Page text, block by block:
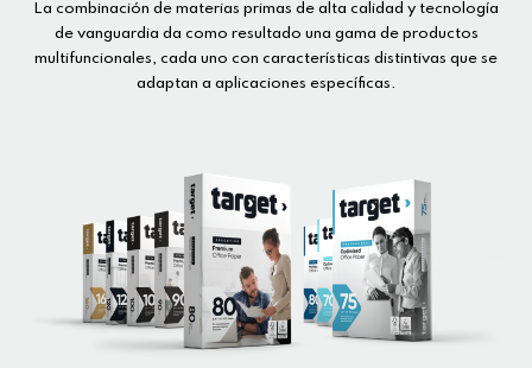
La combinación de materias primas de alta calidad y tecnología
de vanguardia da como resultado una gama de productos
multifuncionales, cada uno con características distintivas que se
adaptan a aplicaciones específicas.